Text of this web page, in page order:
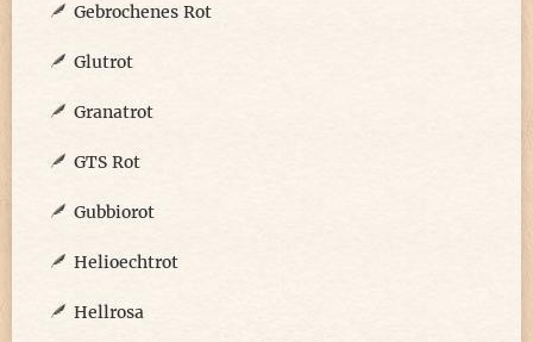
Gebrochenes Rot
Glutrot
Granatrot
GTS Rot
Gubbiorot
Helioechtrot
Hellrosa